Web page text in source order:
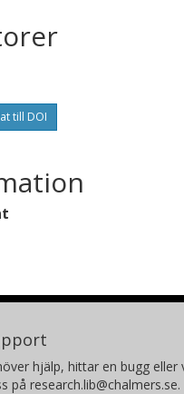
till DOI
hjälp, hittar en bugg eller
på research.lib@chalmers.se.